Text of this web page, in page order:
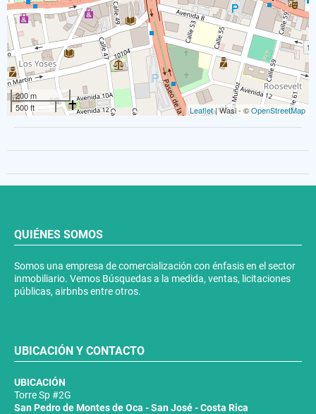
200 m
500 ft
Leaflet| Wasi - ©OpenStreetMap
QUIÉNES SOMOS
Somos una empresa de comercialización con énfasis en el sector
inmobiliario. Vemos Búsquedas a la medida, ventas, licitaciones
públicas, airbnbs entre otros.
UBICACIÓN Y CONTACTO
UBICACIÓN
Torre Sp #2G
San Pedro de Montes de Oca - San José - Costa Rica